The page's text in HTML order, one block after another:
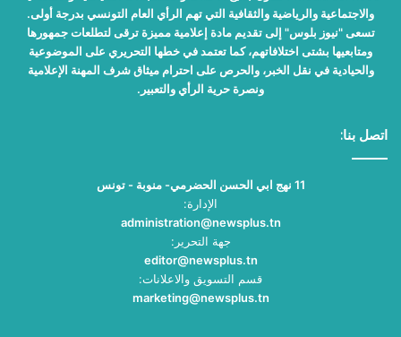
والاجتماعية والرياضية والثقافية التي تهم الرأي العام التونسي بدرجة أولى.
تسعى "نيوز بلوس" إلى تقديم مادة إعلامية مميزة ترقى لتطلعات جمهورها
ومتابعيها بشتى اختلافاتهم، كما تعتمد في خطها التحريري على الموضوعية
والحيادية في نقل الخبر، والحرص على احترام ميثاق شرف المهنة الإعلامية
ونصرة حرية الرأي والتعبير.
اتصل بنا:
11 نهج ابي الحسن الحضرمي- منوبة - تونس
الإدارة:
administration@newsplus.tn
جهة التحرير:
editor@newsplus.tn
قسم التسويق والاعلانات:
marketing@newsplus.tn